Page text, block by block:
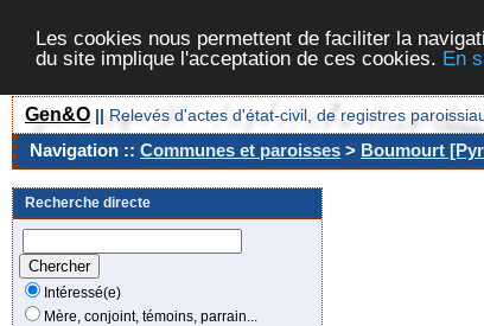
Les cookies nous permettent de faciliter la
du site implique l'acceptation de ces cookies. En
Gen&O || Relevés d'actes d'état-civil, de registres
Navigation :: Communes et paroisses > Boumourt
Recherche directe
Intéressé(e)
Mère, conjoint, témoins, parrain...